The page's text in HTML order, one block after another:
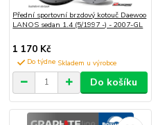
Přední sportovní brzdový kotouč Daewoo
LANOS sedan 1.4 (5/1997 -) - 2007-GL
1 170 Kč
Do týdne
Do košíku